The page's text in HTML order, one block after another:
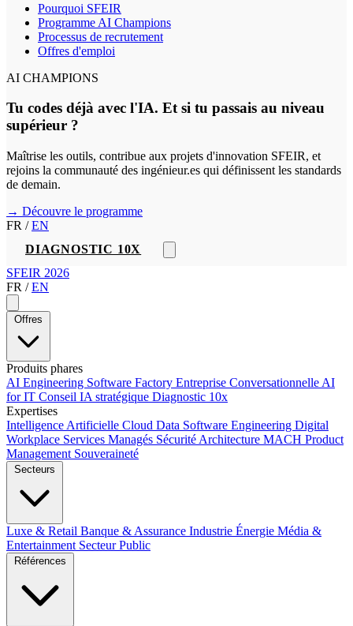
Pourquoi SFEIR
Programme AI Champions
Processus de recrutement
Offres d'emploi
AI CHAMPIONS
Tu codes déjà avec l'IA. Et si tu passais au niveau
supérieur ?
Maîtrise les outils, contribue aux projets d'innovation SFEIR, et
rejoins la communauté des ingénieur.es qui définissent les standards
de demain.
→ Découvre le programme
FR / EN
DIAGNOSTIC 10X
SFEIR 2026
FR / EN
Offres
Produits phares
AI Engineering Software Factory Entreprise Conversationnelle AI
for IT Conseil IA stratégique Diagnostic 10x
Expertises
Intelligence Artificielle Cloud Data Software Engineering Digital
Workplace Services Managés Sécurité Architecture MACH Product
Management Souveraineté
Secteurs
Luxe & Retail Banque & Assurance Industrie Énergie Média &
Entertainment Secteur Public
Références